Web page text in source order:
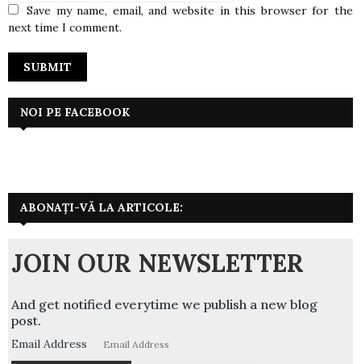
Save my name, email, and website in this browser for the
next time I comment.
NOI PE FACEBOOK
ABONAȚI-VĂ LA ARTICOLE:
JOIN OUR NEWSLETTER
And get notified everytime we publish a new blog
post.
Email Address